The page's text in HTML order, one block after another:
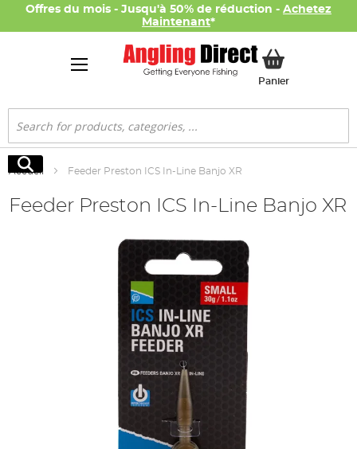
Offres du mois - Jusqu'à 50% de réduction - Achetez
Maintenant*
PanierMon panier
Rechercher
Rechercher
Accueil Feeder Preston ICS In-Line Banjo XR
Feeder Preston ICS In-Line Banjo XR